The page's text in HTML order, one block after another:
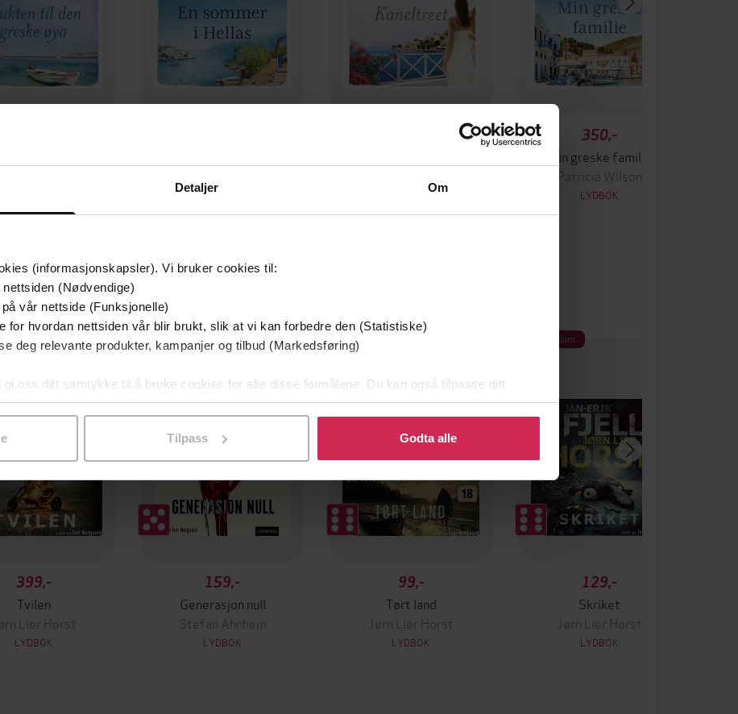
Detaljer Om
(informasjonskapsler). Vi bruker cookies til:
(Nødvendige)
vår nettside (Funksjonelle)
for hvordan nettsiden vår blir brukt, slik at vi kan forbedre den (Statistiske)
deg relevante produkter, kampanjer og tilbud (Markedsføring)
gi oss ditt samtykke til å bruke cookies for alle disse formålene. Du kan også tilpasse ditt
ved å klikke på «Tilpass». Du kan når som helst trekke tilbake eller endre ditt samtykke.
Tilpass Godta alle
LYDBOK LYDBOK
350,-
Min greske familie
Patricia Wilson
LYDBOK
399,-
Tvilen
Jørn Lier Horst
LYDBOK
Første gang på tilbud
159,-
Generasjon null
Stefan Ahnhem
LYDBOK
Premium
99,-
Tørt land
Jørn Lier Horst
LYDBOK
Premium
129,-
Skriket
Jørn Lier Horst
LYDBOK